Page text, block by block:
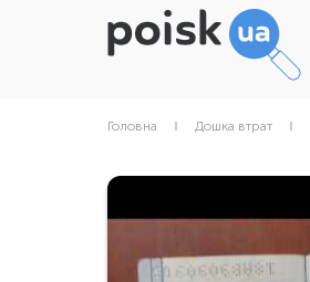
Головна Дошка втрат